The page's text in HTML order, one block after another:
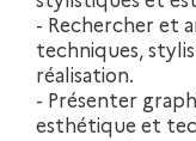
- Rechercher et
techniques,
réalisation.
- Présenter
esthétique et